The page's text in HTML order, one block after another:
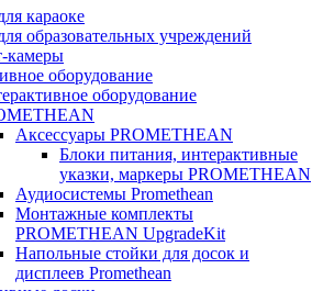
караоке
образовательных учреждений
камеры
оборудование
оборудование
Аксессуары PROMETHEAN
Блоки питания, интерактивные
указки, маркеры PROMETHEAN
Аудиосистемы Promethean
Монтажные комплекты
PROMETHEAN UpgradeKit
Напольные стойки для досок и
дисплеев Promethean